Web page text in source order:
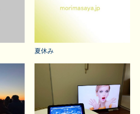
夏休み